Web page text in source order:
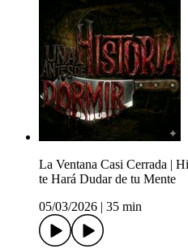
La Ventana Casi Cerrada |
te Hará Dudar de tu Mente
05/03/2026
35 min